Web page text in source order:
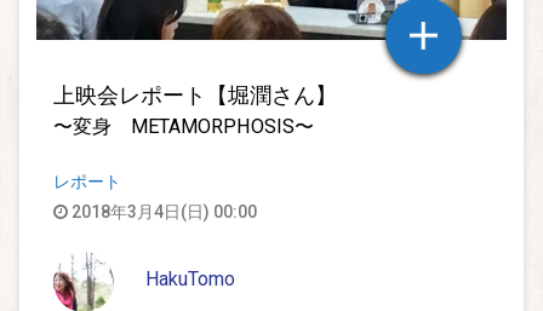
上映会レポート【堀潤さん】
〜変身 METAMORPHOSIS〜
レポート
2018年3月4日(日) 00:00
HakuTomo